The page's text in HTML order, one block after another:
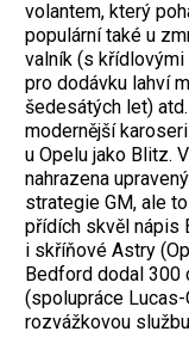
volantem, který
populární také u
valník (s
pro dodávku lahví
šedesátých let)
modernější
u Opelu jako Blitz.
nahrazena
strategie GM, ale
přídích skvěl nápis
i skříňové Astry
Bedford dodal 300
(spolupráce
rozvážkovou